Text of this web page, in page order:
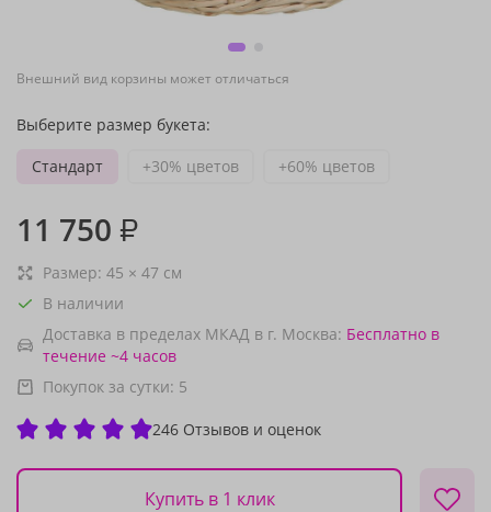
Внешний вид корзины может отличаться
Выберите размер букета:
Стандарт
+30% цветов +60% цветов
11 750 ₽
Размер: 45 × 47 см
В наличии
Доставка в пределах МКАД в г. Москва: Бесплатно в
течение ~4 часов
Покупок за сутки: 5
246 Отзывов и оценок
Купить в 1 клик